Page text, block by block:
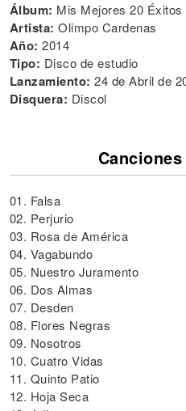
Álbum: Mis Mejores 20 Éxitos
Artista: Olimpo Cardenas
Año: 2014
Tipo: Disco de estudio
Lanzamiento: 24 de Abril de
Disquera: Discol
01. Falsa
02. Perjurio
03. Rosa de América
04. Vagabundo
05. Nuestro Juramento
06. Dos Almas
07. Desden
08. Flores Negras
09. Nosotros
10. Cuatro Vidas
11. Quinto Patio
12. Hoja Seca